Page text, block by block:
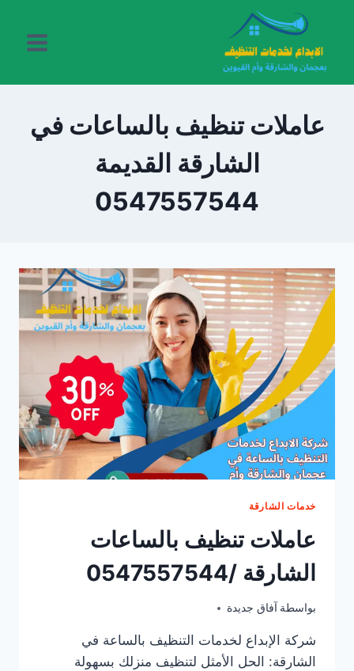
المحتوى
عاملات تنظيف بالساعات في
الشارقة القديمة
0547557544
خدمات الشارقة
عاملات تنظيف بالساعات
الشارقة /0547557544
بواسطة آفاق جديدة ديسمبر 21, 2024
شركة الإبداع لخدمات التنظيف بالساعة في
الشارقة: الحل الأمثل لتنظيف منزلك بسهولة